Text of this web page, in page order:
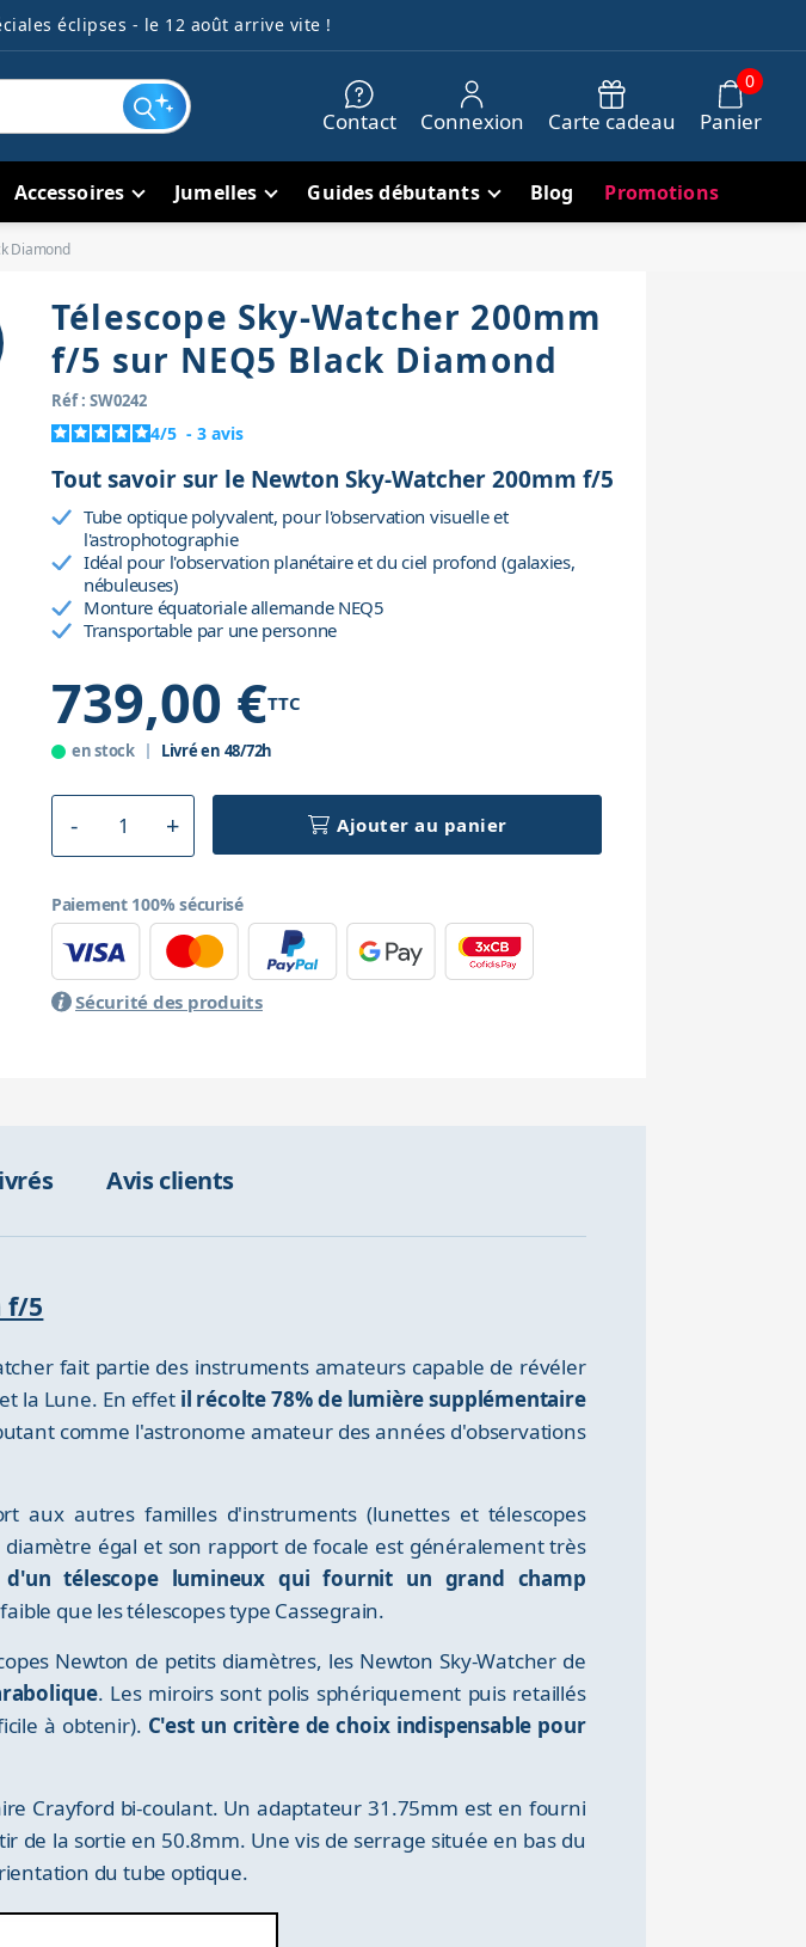
éclipses - le 12 août arrive vite !
Contact Connexion Carte cadeau Panier
0
Accessoires Jumelles Guides débutants Blog Promotions
Diamond
Télescope Sky-Watcher 200mm
f/5 sur NEQ5 Black Diamond
Réf : SW0242
4/5 - 3 avis
Tout savoir sur le Newton Sky-Watcher 200mm f/5
Tube optique polyvalent, pour l'observation visuelle et
l'astrophotographie
Idéal pour l'observation planétaire et du ciel profond (galaxies,
nébuleuses)
Monture équatoriale allemande NEQ5
Transportable par une personne
739,00 €TTC
en stock Livré en 48/72h
Ajouter au panier
Paiement 100% sécurisé
Sécurité des produits
Avis clients
f/5
fait partie des instruments amateurs capable de révéler
la Lune. En effet il récolte 78% de lumière supplémentaire
comme l'astronome amateur des années d'observations
aux autres familles d'instruments (lunettes et télescopes
égal et son rapport de focale est généralement très
télescope lumineux qui fournit un grand champ
que les télescopes type Cassegrain.
Newton de petits diamètres, les Newton Sky-Watcher de
. Les miroirs sont polis sphériquement puis retaillés
à obtenir). C'est un critère de choix indispensable pour
Crayford bi-coulant. Un adaptateur 31.75mm est en fourni
la sortie en 50.8mm. Une vis de serrage située en bas du
du tube optique.